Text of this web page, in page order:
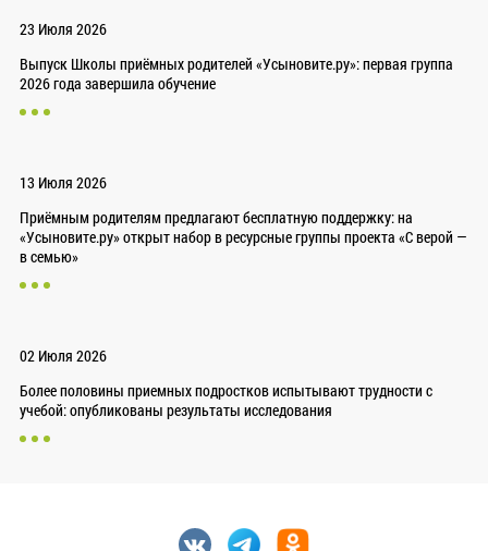
23 Июля 2026
Выпуск Школы приёмных родителей «Усыновите.ру»: первая группа
2026 года завершила обучение
13 Июля 2026
Приёмным родителям предлагают бесплатную поддержку: на
«Усыновите.ру» открыт набор в ресурсные группы проекта «С верой —
в семью»
02 Июля 2026
Более половины приемных подростков испытывают трудности с
учебой: опубликованы результаты исследования